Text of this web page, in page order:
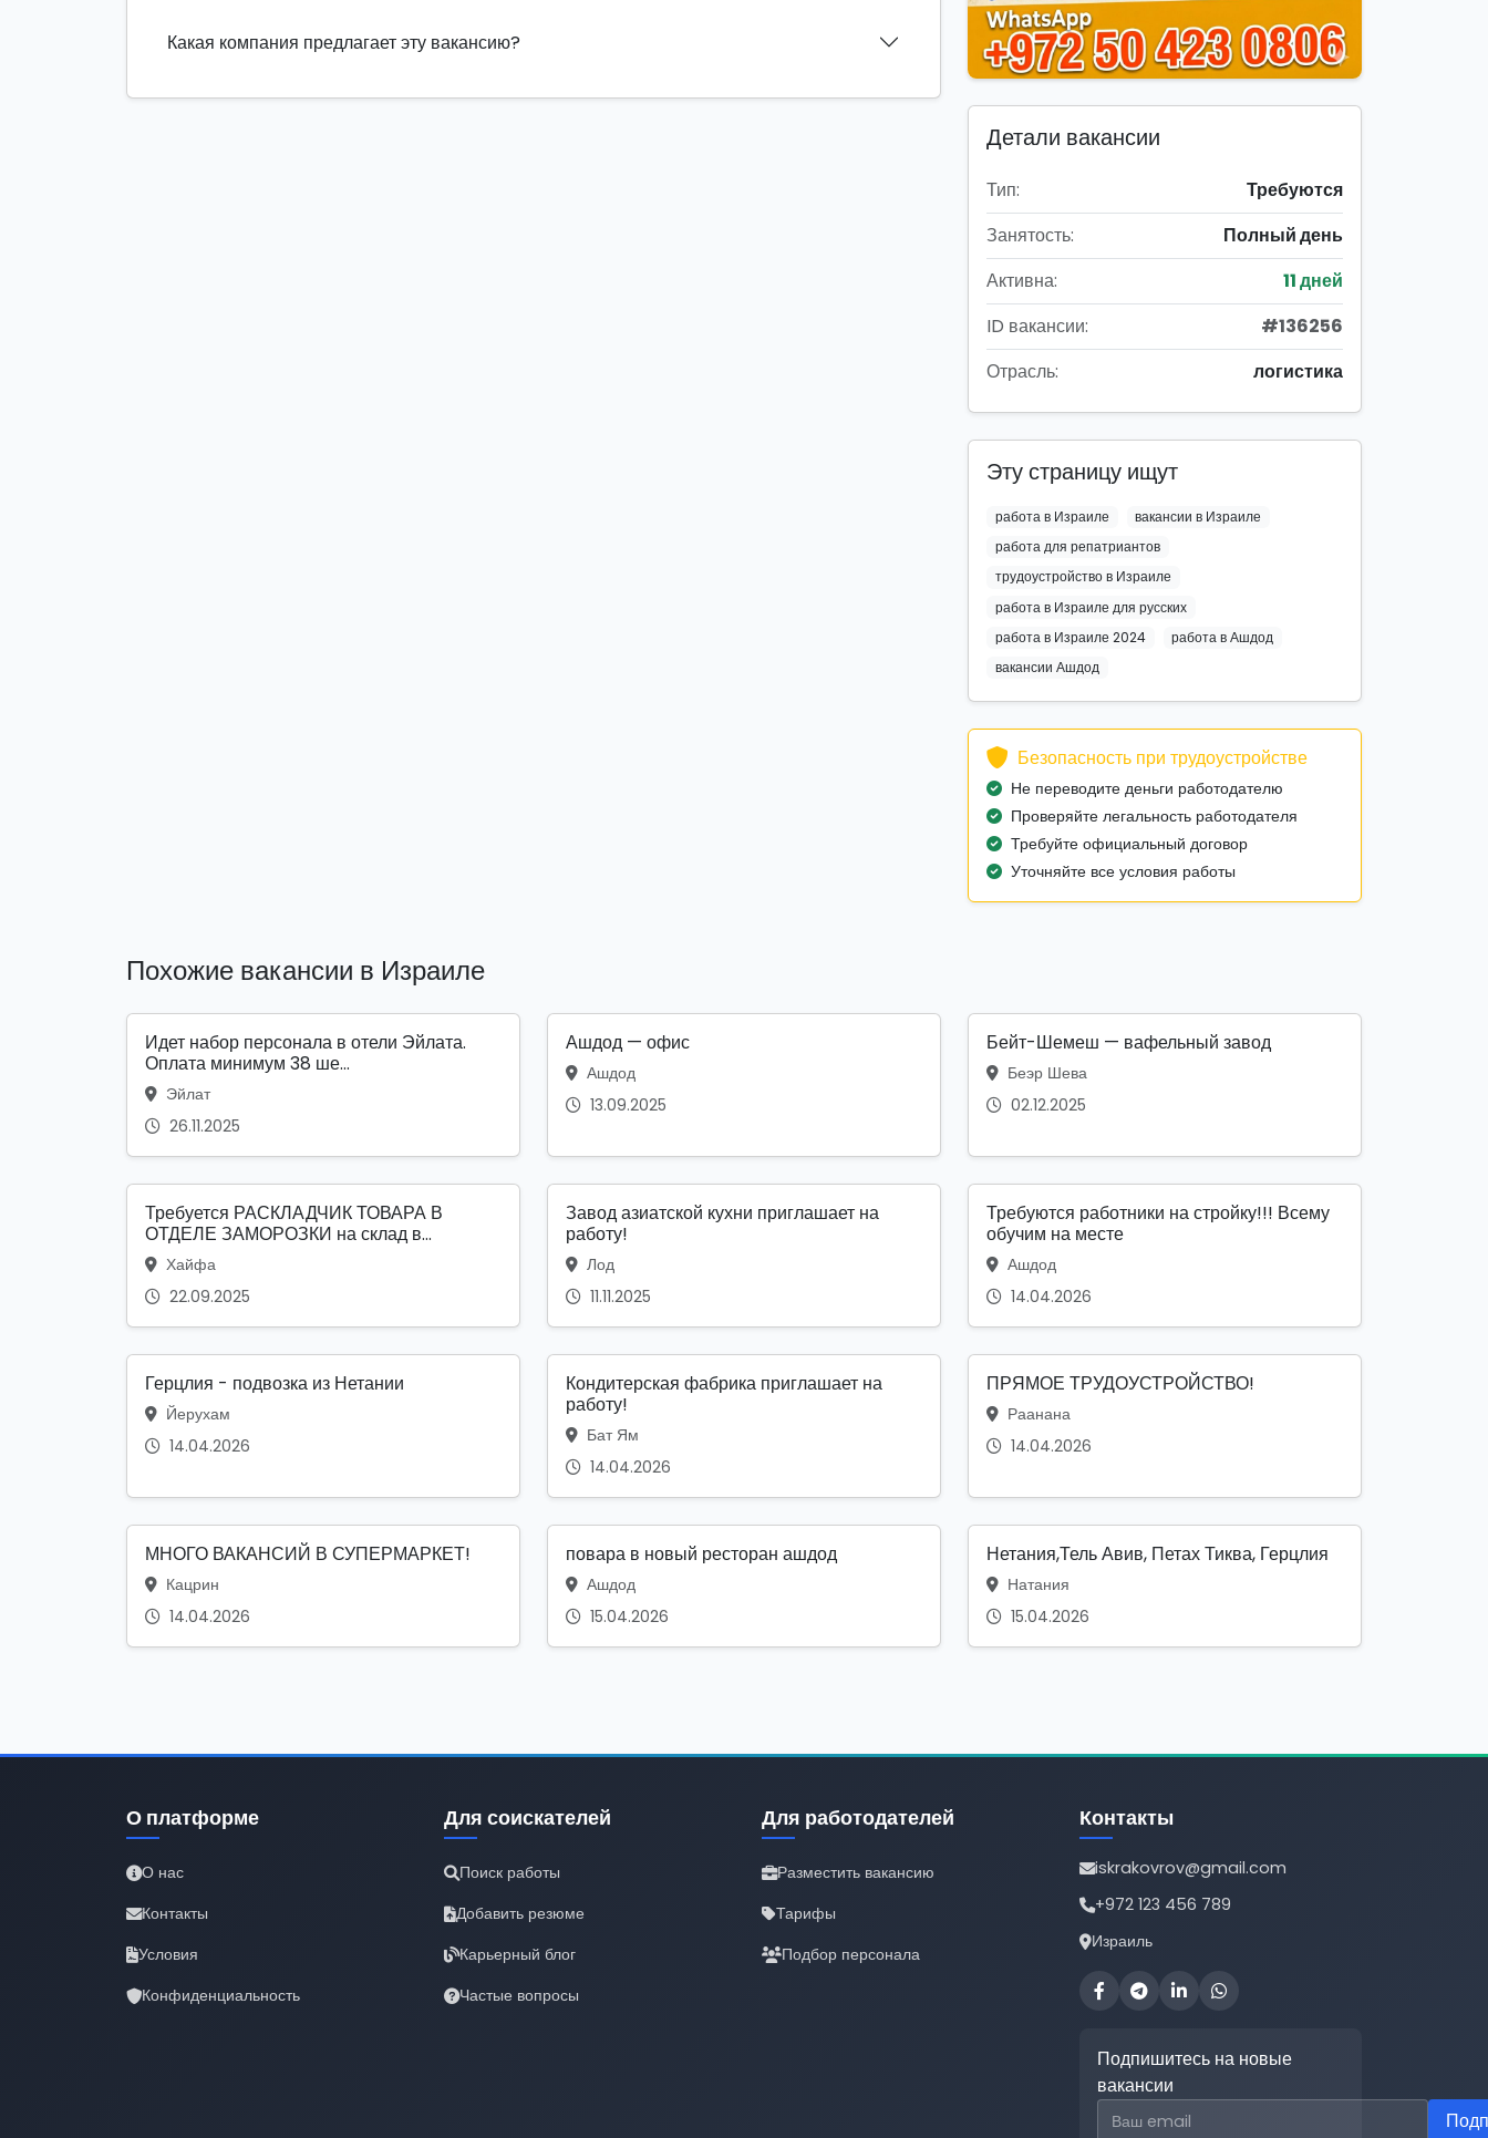
Какая компания предлагает эту вакансию?
Детали вакансии
Тип:
Требуются
Занятость:
Полный день
Активна:
11 дней
ID вакансии:
#136256
Отрасль:
логистика
Эту страницу ищут
работа в Израиле
вакансии в Израиле
работа для репатриантов
трудоустройство в Израиле
работа в Израиле для русских
работа в Израиле 2024
работа в Ашдод
вакансии Ашдод
Безопасность при трудоустройстве
Не переводите деньги работодателю
Проверяйте легальность работодателя
Требуйте официальный договор
Уточняйте все условия работы
Похожие вакансии в Израиле
Идет набор персонала в отели Эйлата.
Оплата минимум 38 ше...
Эйлат
26.11.2025
Ашдод — офис
Ашдод
13.09.2025
Бейт-Шемеш — вафельный завод
Беэр Шева
02.12.2025
Требуется РАСКЛАДЧИК ТОВАРА В
ОТДЕЛЕ ЗАМОРОЗКИ на склад в...
Хайфа
22.09.2025
Завод азиатской кухни приглашает на
работу!
Лод
11.11.2025
Требуются работники на стройку!!! Всему
обучим на месте
Ашдод
14.04.2026
Герцлия - подвозка из Нетании
Йерухам
14.04.2026
Кондитерская фабрика приглашает на
работу!
Бат Ям
14.04.2026
ПРЯМОЕ ТРУДОУСТРОЙСТВО!
Раанана
14.04.2026
МНОГО ВАКАНСИЙ В СУПЕРМАРКЕТ!
Кацрин
14.04.2026
повара в новый ресторан ашдод
Ашдод
15.04.2026
Нетания,Тель Авив, Петах Тиква, Герцлия
Натания
15.04.2026
О платформе
О нас
Контакты
Условия
Конфиденциальность
Для соискателей
Поиск работы
Добавить резюме
Карьерный блог
Частые вопросы
Для работодателей
Разместить вакансию
Тарифы
Подбор персонала
Контакты
iskrakovrov@gmail.com
+972 123 456 789
Израиль
Подпишитесь на новые
вакансии
Email для подписки